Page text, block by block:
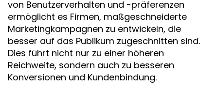
von Benutzerverhalten und -präferenzen
ermöglicht es Firmen, maßgeschneiderte
Marketingkampagnen zu entwickeln, die
besser auf das Publikum zugeschnitten sind.
Dies führt nicht nur zu einer höheren
Reichweite, sondern auch zu besseren
Konversionen und Kundenbindung.